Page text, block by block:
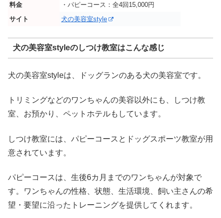
料金
・パピーコース：全4回15,000円
サイト
犬の美容室style
犬の美容室styleのしつけ教室はこんな感じ
犬の美容室styleは、ドッグランのある犬の美容室です。
トリミングなどのワンちゃんの美容以外にも、しつけ教
室、お預かり、ペットホテルもしています。
しつけ教室には、パピーコースとドッグスポーツ教室が用
意されています。
パピーコースは、生後6カ月までのワンちゃんが対象で
す。ワンちゃんの性格、状態、生活環境、飼い主さんの希
望・要望に沿ったトレーニングを提供してくれます。